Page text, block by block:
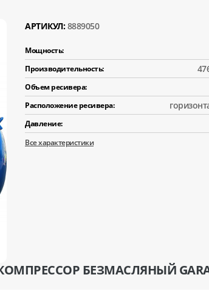
АРТИКУЛ: 8889050
Мощность:
Производительность:
Объем ресивера:
Расположение ресивера:
Давление:
Все характеристики
БЕЗМАСЛЯНЫЙ